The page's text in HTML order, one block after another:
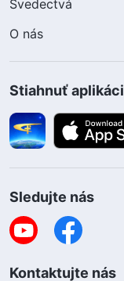
Svedectvá
O nás
Stiahnuť
Sledujte nás
Kontaktujte nás